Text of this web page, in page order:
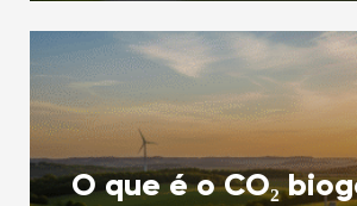
O que é o CO₂